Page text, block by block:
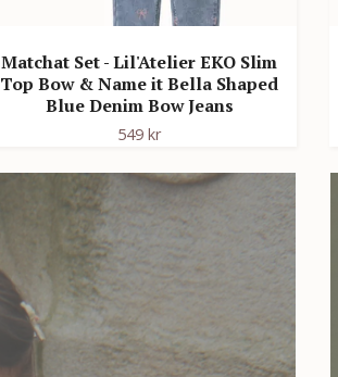
Matchat Set - Lil'Atelier EKO Slim
Top Bow & Name it Bella Shaped
Blue Denim Bow Jeans
549 kr